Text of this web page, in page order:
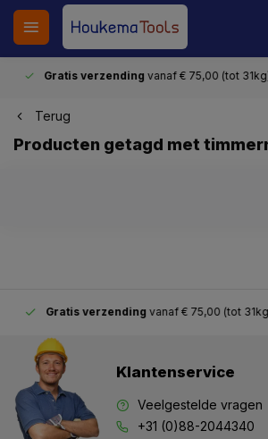
Gratis verzendingvanaf € 75,00 (tot 31kg)
Terug
Producten getagd met
Gratis verzendingvanaf € 75,00 (tot 31kg)
Klantenservice
Veelgestelde vragen
+31 (0)88-2044340